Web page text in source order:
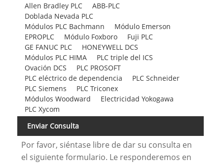
Allen Bradley PLC
ABB-PLC
Doblada Nevada PLC
Módulos PLC Bachmann
Módulo Emerson
EPROPLC
Módulo Foxboro
Fuji PLC
GE FANUC PLC
HONEYWELL DCS
Módulos PLC HIMA
PLC triple del ICS
Ovación DCS
PLC PROSOFT
PLC eléctrico de dependencia
PLC Schneider
PLC Siemens
PLC Triconex
Módulos Woodward
Electricidad Yokogawa
PLC Xycom
Enviar Consulta
Por favor, siéntase libre de dar su consulta en
el siguiente formulario. Le responderemos en